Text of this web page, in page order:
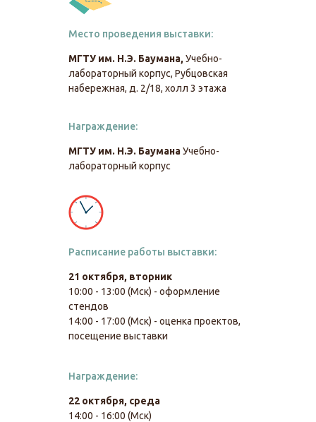
МГТУ им. Н.Э. Баумана,Учебно-
лабораторный корпус, Рубцовская
набережная, д. 2/18, холл 3 этажа
МГТУ им. Н.Э. БауманаУчебно-
лабораторный корпус
Место проведения выставки:
Расписание работы выставки:
Награждение:
Награждение:
21 октября, вторник
10:00 - 13:00 (Мск) - оформление
стендов
14:00 - 17:00 (Мск) - оценка проектов,
посещение выставки
22 октября, среда
14:00 - 16:00 (Мск)